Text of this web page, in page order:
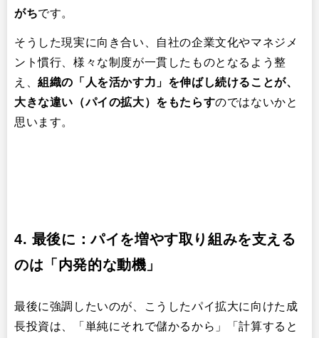
がちです。
そうした現実に向き合い、自社の企業文化やマネジメ
ント慣行、様々な制度が一貫したものとなるよう整
え、組織の「人を活かす力」を伸ばし続けることが、
大きな違い（パイの拡大）をもたらすのではないかと
思います。
4. 最後に：パイを増やす取り組みを支える
のは「内発的な動機」
最後に強調したいのが、こうしたパイ拡大に向けた成
長投資は、「単純にそれで儲かるから」「計算すると